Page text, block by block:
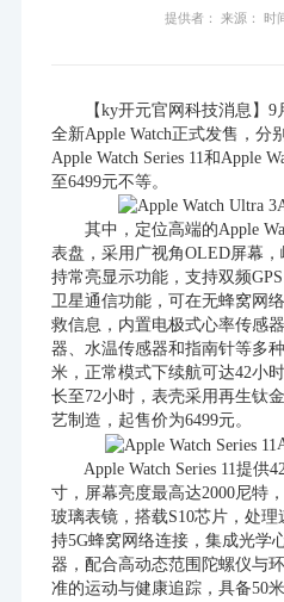
提供者： 来源： 时
【ky开元官网科技消息】9
全新Apple Watch正式发售，分
Apple Watch Series 11和Apple
至6499元不等。
其中，定位高端的Apple
表盘，采用广视角OLED屏幕
持常亮显示功能，支持双频
卫星通信功能，可在无蜂窝网
救信息，内置电极式心率传感
器、水温传感器和指南针等多
米，正常模式下续航可达42小
长至72小时，表壳采用再生钛
艺制造，起售价为6499元。
Apple Watch Series 11提供
寸，屏幕亮度最高达2000尼特
玻璃表镜，搭载S10芯片，处
持5G蜂窝网络连接，集成光学
器，配合高动态范围陀螺仪与
准的运动与健康追踪，具备50